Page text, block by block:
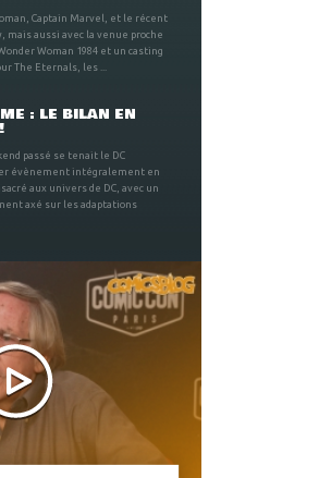
Captain Marvel, et le récent
mais aussi avec la venue proche
Woman 1984 et un casting
The Eternals, les ...
: LE BILAN EN
passé se tenait le DC
évènement intégralement en
aux univers de DC, avec un
axé sur les adaptations